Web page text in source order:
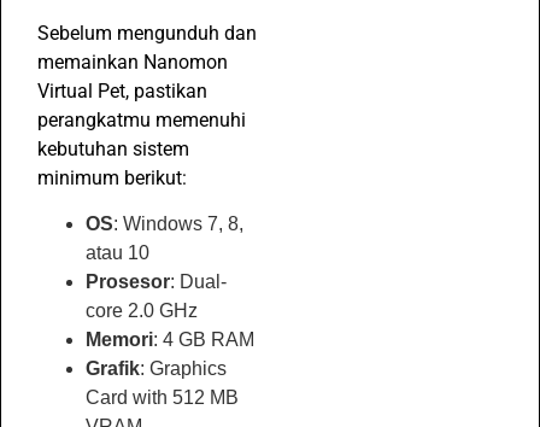
Sebelum mengunduh dan
memainkan Nanomon
Virtual Pet, pastikan
perangkatmu memenuhi
kebutuhan sistem
minimum berikut:
OS: Windows 7, 8,
atau 10
Prosesor: Dual-
core 2.0 GHz
Memori: 4 GB RAM
Grafik: Graphics
Card with 512 MB